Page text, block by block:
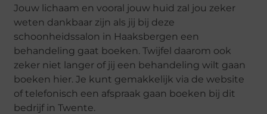
Jouw lichaam en vooral jouw huid zal jou zeker
weten dankbaar zijn als jij bij deze
schoonheidssalon in Haaksbergen een
behandeling gaat boeken. Twijfel daarom ook
zeker niet langer of jij een behandeling wilt gaan
boeken hier. Je kunt gemakkelijk via de website
of telefonisch een afspraak gaan boeken bij dit
bedrijf in Twente.